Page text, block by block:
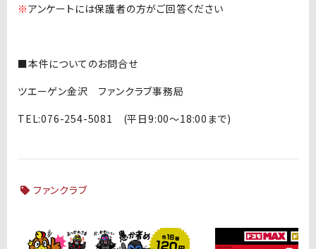
※アンケートには保護者の方がご回答ください
■本件についてのお問合せ
ツエーゲン金沢 ファンクラブ事務局
TEL:076-254-5081 (平日9:00～18:00まで)
ファンクラブ